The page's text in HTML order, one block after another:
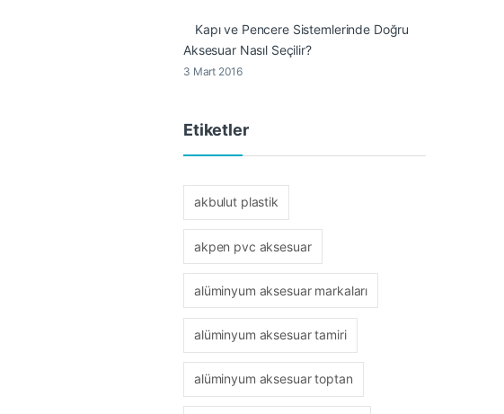
Kapı ve Pencere Sistemlerinde Doğru
Aksesuar Nasıl Seçilir?
3 Mart 2016
Etiketler
akbulut plastik
akpen pvc aksesuar
alüminyum aksesuar markaları
alüminyum aksesuar tamiri
alüminyum aksesuar toptan